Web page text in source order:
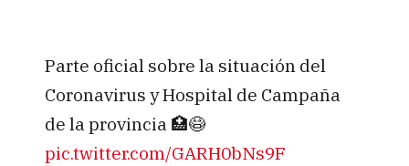
Parte oficial sobre la situación del
Coronavirus y Hospital de Campaña
de la provincia 🏥😷
pic.twitter.com/GARH0bNs9F